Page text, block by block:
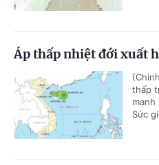
Áp thấp nhiệt đới xuất
thấp
Sức